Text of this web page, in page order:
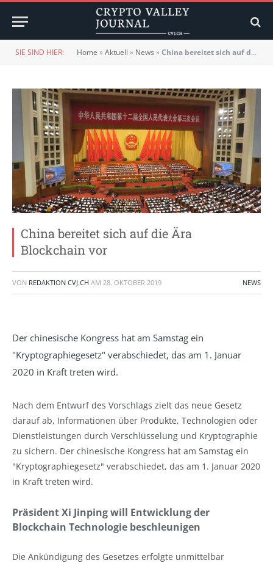
SIE SIND HIER: Home »Aktuell » News »China bereitet sich auf die Ära Blockchain vor
China bereitet sich auf die Ära
Blockchain vor
VON REDAKTION CVJ.CH AM 28. OKTOBER 2019 NEWS
Der chinesische Kongress hat am Samstag ein
"Kryptographiegesetz" verabschiedet, das am 1. Januar
2020 in Kraft treten wird.
Nach dem Entwurf des Vorschlags zielt das neue Gesetz
darauf ab, Informationen über Produkte, Technologien oder
Dienstleistungen durch Verschlüsselung und Kryptographie
zu sichern. Der chinesische Kongress hat am Samstag ein
"Kryptographiegesetz" verabschiedet, das am 1. Januar 2020
in Kraft treten wird.
Präsident Xi Jinping will Entwicklung der
Blockchain Technologie beschleunigen
Die Ankündigung des Gesetzes erfolgte unmittelbar